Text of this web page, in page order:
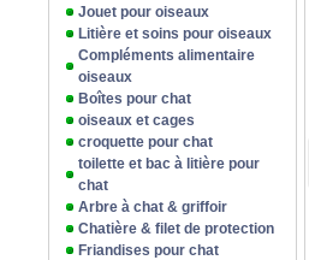
Jouet pour oiseaux
Litière et soins pour oiseaux
Compléments alimentaire
oiseaux
Boîtes pour chat
oiseaux et cages
croquette pour chat
toilette et bac à litière pour
chat
Arbre à chat & griffoir
Chatière & filet de protection
Friandises pour chat